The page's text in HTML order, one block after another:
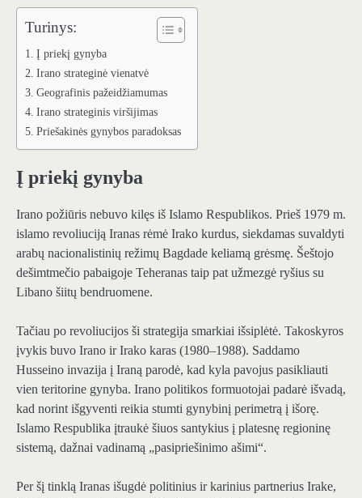
Turinys:
Į priekį gynyba
Irano strateginė vienatvė
Geografinis pažeidžiamumas
Irano strateginis viršijimas
Priešakinės gynybos paradoksas
Į priekį gynyba
Irano požiūris nebuvo kilęs iš Islamo Respublikos. Prieš 1979 m.
islamo revoliuciją Iranas rėmė Irako kurdus, siekdamas suvaldyti
arabų nacionalistinių režimų Bagdade keliamą grėsmę. Šeštojo
dešimtmečio pabaigoje Teheranas taip pat užmezgė ryšius su
Libano šiitų bendruomene.
Tačiau po revoliucijos ši strategija smarkiai išsiplėtė. Takoskyros
įvykis buvo Irano ir Irako karas (1980–1988). Saddamo
Husseino invazija į Iraną parodė, kad kyla pavojus pasikliauti
vien teritorine gynyba. Irano politikos formuotojai padarė išvadą,
kad norint išgyventi reikia stumti gynybinį perimetrą į išorę.
Islamo Respublika įtraukė šiuos santykius į platesnę regioninę
sistemą, dažnai vadinamą „pasipriešinimo ašimi“.
Per šį tinklą Iranas išugdė politinius ir karinius partnerius Irake,